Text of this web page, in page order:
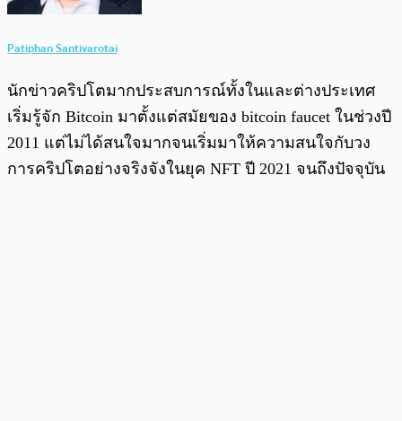
Patiphan Santivarotai
นักข่าวคริปโตมากประสบการณ์ทั้งในและต่างประเทศ
เริ่มรู้จัก Bitcoin มาตั้งแต่สมัยของ bitcoin faucet ในช่วงปี
2011 แต่ไม่ได้สนใจมากจนเริ่มมาให้ความสนใจกับวง
การคริปโตอย่างจริงจังในยุค NFT ปี 2021 จนถึงปัจจุบัน